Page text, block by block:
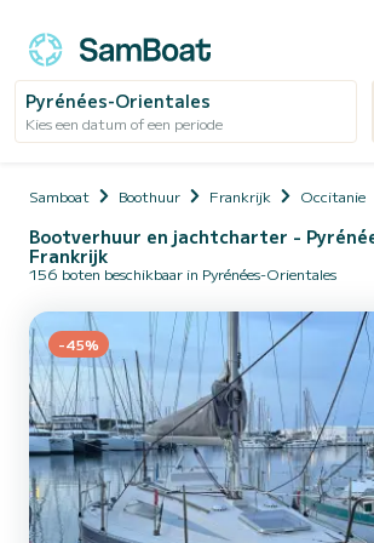
Pyrénées-Orientales
Kies een datum of een periode
Samboat Boothuur Frankrijk Occitanie
Bootverhuur en jachtcharter -
Frankrijk
156 boten beschikbaar in Pyrénées-Orientales
-45%